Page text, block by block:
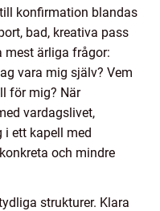
konfirmation blandas
bad, kreativa pass
mest ärliga frågor:
vara mig själv? Vem
för mig? När
vardagslivet,
ett kapell med
och mindre
strukturer. Klara